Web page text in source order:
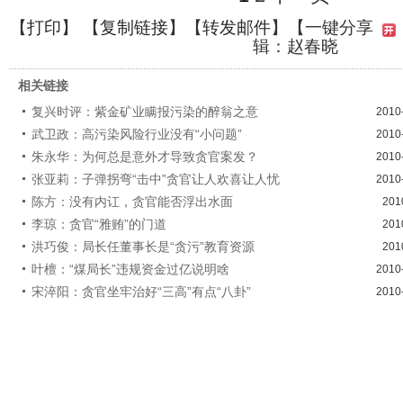
【打印】 【复制链接】【转发邮件】
【一键分享
辑：赵春晓
相关链接
复兴时评：紫金矿业瞒报污染的醉翁之意
武卫政：高污染风险行业没有“小问题”
朱永华：为何总是意外才导致贪官案发？
张亚莉：子弹拐弯“击中”贪官让人欢喜让人忧
陈方：没有内讧，贪官能否浮出水面
李琼：贪官“雅贿”的门道
洪巧俊：局长任董事长是“贪污”教育资源
叶檀：“煤局长”违规资金过亿说明啥
宋淬阳：贪官坐牢治好“三高”有点“八卦”